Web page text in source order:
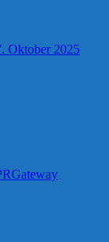
Oktober 2025